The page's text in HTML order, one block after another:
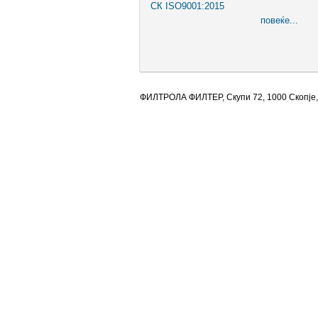
СК ISO9001:2015
повеќе...
ФИЛТРОЛА ФИЛТЕР, Скупи 72, 1000